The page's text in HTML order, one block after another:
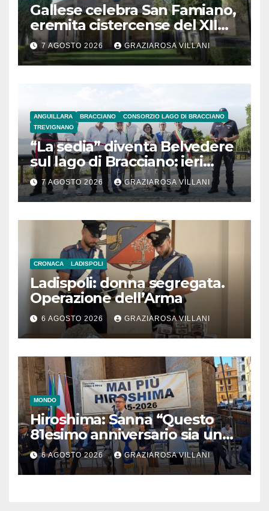
Gallese celebra San Famiano,
eremita cistercense del XII
secolo
7 AGOSTO 2026 GRAZIAROSA VILLANI
ANGUILLARA BRACCIANO
CONSORZIO LAGO DI BRACCIANO
TREVIGNANO
“La sedia” diventa Belvedere
sul lago di Bracciano: ieri
l’inaugurazione
7 AGOSTO 2026 GRAZIAROSA VILLANI
CRONACA LADISPOLI
Ladispoli: donna segregata.
Operazione dell’Arma
6 AGOSTO 2026 GRAZIAROSA VILLANI
MONDO
Hiroshima: Sanna “Questo
81esimo anniversario sia un
monito per tutti”
6 AGOSTO 2026 GRAZIAROSA VILLANI